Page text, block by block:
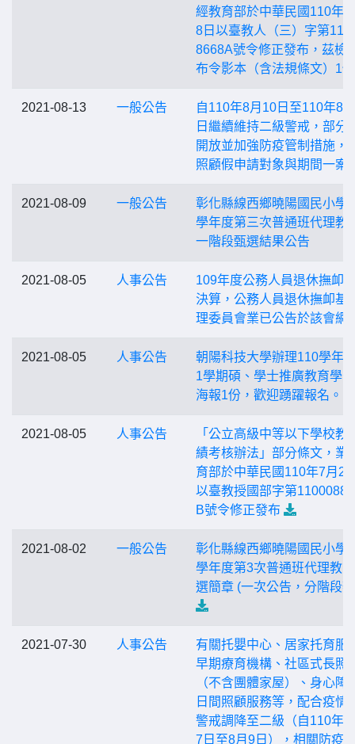
經教育部於中華民國110年8
8日以臺教人（三）字第
8668A號令修正發布，茲檢
布令影本（含法規條文）1
2021-08-13 一般公告
自110年8月10日至110年8
日繼續維持二級警戒，部分
開放並加強防疫管制措施，
照顧假申請對象與期間一案
2021-08-09 一般公告
彰化縣線西鄉曉陽國民小學
學年度第三次普通班代理教
一階段甄選結果公告
2021-08-05 人事公告
109年度公務人員退休撫卹
決算，公務人員退休撫卹基
理委員會業已公告於該會網
2021-08-05 人事公告
朝陽科技大學辦理110學年
1學期碩、學士推廣教育學
海報1份，歡迎踴躍報名。
2021-08-05 人事公告
「公立高級中等以下學校教
績考核辦法」部分條文，業
育部於中華民國110年7月28
以臺教授國部字第
B號令修正發布
2021-08-02 一般公告
彰化縣線西鄉曉陽國民小學
學年度第3次普通班代理教
選簡章 (一次公告，分階段
2021-07-30 人事公告
有關托嬰中心、居家托育服
早期療育機構、社區式長照
（不含團體家屋）、身心障
日間照顧服務等，配合疫情
警戒調降至二級（自110年7
7日至8月9日），相關防疫